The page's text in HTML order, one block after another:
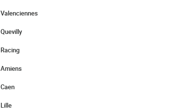
Valenciennes
Quevilly
Racing
Amiens
Caen
Lille